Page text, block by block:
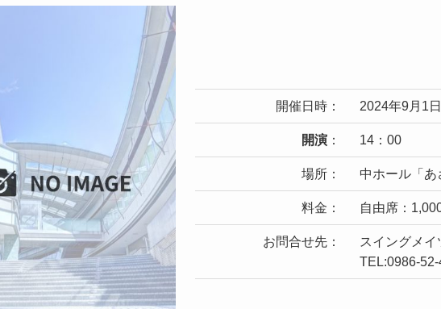
開催日時： 2024年9月1日
開演 ： 14：00
場所： 中ホール「あ
料金： 自由席：
お問合せ先：
スイングメ
TEL:0986-